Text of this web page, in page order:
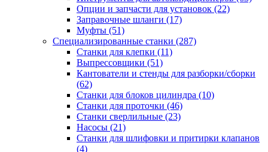
Опции и запчасти для установок (22)
Заправочные шланги (17)
Муфты (51)
Специализированные станки (287)
Станки для клепки (11)
Выпрессовщики (51)
Кантователи и стенды для разборки/сборки
(62)
Станки для блоков цилиндра (10)
Станки для проточки (46)
Станки сверлильные (23)
Насосы (21)
Станки для шлифовки и притирки клапанов
(4)